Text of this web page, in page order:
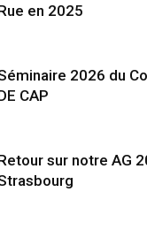
en 2025
2026 du
CAP
sur notre AG